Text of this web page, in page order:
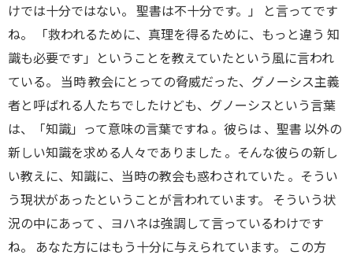
けでは十分ではない。 聖書は不十分です。」 と言ってです
ね。 「救われるために、真理を得るために、もっと違う 知
識も必要です」ということを教えていたという風に言われ
ている。 当時 教会にとっての脅威だった、グノーシス主義
者と呼ばれる人たちでしたけども、グノーシスという言葉
は、「知識」って意味の言葉ですね 。彼らは 、聖書 以外の
新しい知識を求める人々でありました 。そんな彼らの新し
い教えに、知識に、当時の教会も惑わされていた 。そうい
う現状があったということが言われています。 そういう状
況の中にあって 、ヨハネは強調して言っているわけです
ね。 あなた方にはもう十分に与えられています。 この方